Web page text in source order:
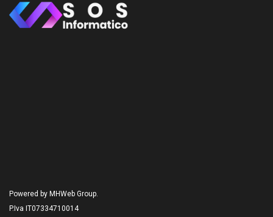
Powered by MHWeb Group.
P.Iva IT07334710014